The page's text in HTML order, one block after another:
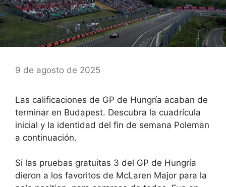
9 de agosto de 2025
Las calificaciones de GP de Hungría acaban de
terminar en Budapest. Descubra la cuadrícula
inicial y la identidad del fin de semana Poleman
a continuación.
Si las pruebas gratuitas 3 del GP de Hungría
dieron a los favoritos de McLaren Major para la